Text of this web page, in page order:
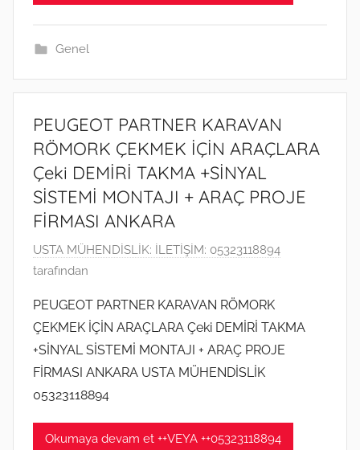
2
t
r
h
i
n
d
e
ö
n
d
e
m
i
Genel
PEUGEOT PARTNER KARAVAN
RÖMORK ÇEKMEK İÇİN ARAÇLARA
Çeki DEMİRİ TAKMA +SİNYAL
SİSTEMİ MONTAJI + ARAÇ PROJE
FİRMASI ANKARA
1
6
ğ
u
s
t
o
USTA MÜHENDİSLİK: İLETİŞİM: 05323118894
tarafından
PEUGEOT PARTNER KARAVAN RÖMORK
ÇEKMEK İÇİN ARAÇLARA Çeki DEMİRİ TAKMA
+SİNYAL SİSTEMİ MONTAJI + ARAÇ PROJE
FİRMASI ANKARA USTA MÜHENDİSLİK
05323118894
Okumaya devam et ++VEYA ++05323118894